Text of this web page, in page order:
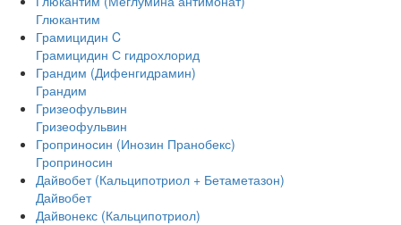
Глюкантим
Грамицидин C
Грамицидин С гидрохлорид
Грандим (Дифенгидрамин)
Грандим
Гризеофульвин
Гризеофульвин
Гроприносин (Инозин Пранобекс)
Гроприносин
Дайвобет (Кальципотриол + Бетаметазон)
Дайвобет
Дайвонекс (Кальципотриол)